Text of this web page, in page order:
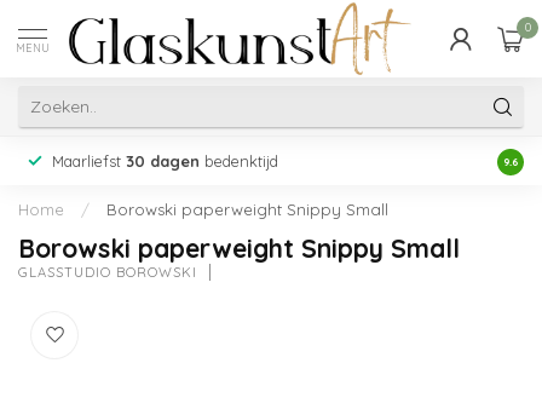
MENU
0
Maarliefst 30 dagen bedenktijd 9.6
Home / Borowski paperweight Snippy Small
Borowski paperweight Snippy Small
GLASSTUDIO BOROWSKI